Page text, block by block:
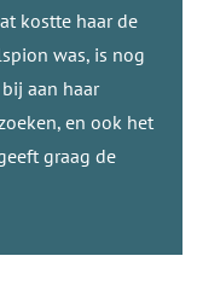
kostte haar de
was, is nog
aan haar
en ook het
graag de